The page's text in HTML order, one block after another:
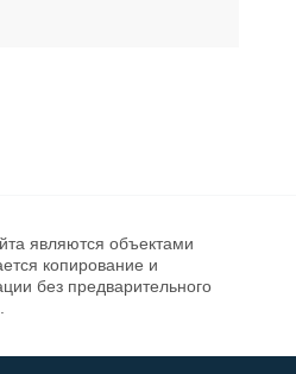
являются объектами
копирование и
без предварительного